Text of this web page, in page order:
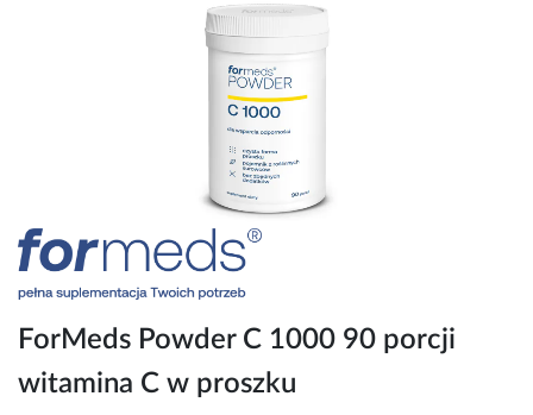
Przejdź
na
początek
ForMeds Powder C 1000 90 porcji
witamina C w proszku